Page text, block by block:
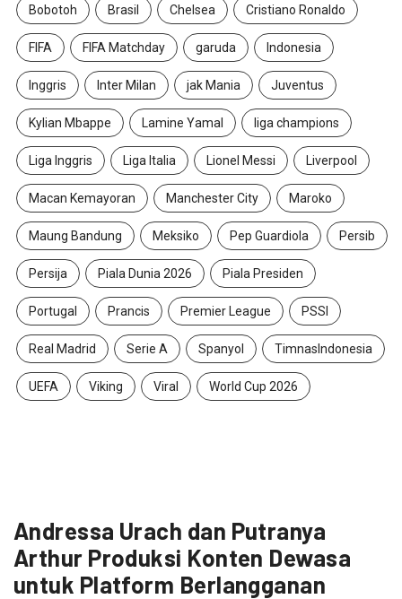
Bobotoh Brasil Chelsea Cristiano Ronaldo
FIFA FIFA Matchday garuda Indonesia
Inggris Inter Milan jak Mania Juventus
Kylian Mbappe Lamine Yamal liga champions
Liga Inggris Liga Italia Lionel Messi Liverpool
Macan Kemayoran Manchester City Maroko
Maung Bandung Meksiko Pep Guardiola Persib
Persija Piala Dunia 2026 Piala Presiden
Portugal Prancis Premier League PSSI
Real Madrid Serie A Spanyol TimnasIndonesia
UEFA Viking Viral World Cup 2026
Andressa Urach dan Putranya
Arthur Produksi Konten Dewasa
untuk Platform Berlangganan